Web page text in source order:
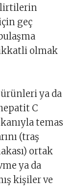
geç
olmak
ürünleri ya da
C
temas
(traş
ortak
ya da
kişiler ve